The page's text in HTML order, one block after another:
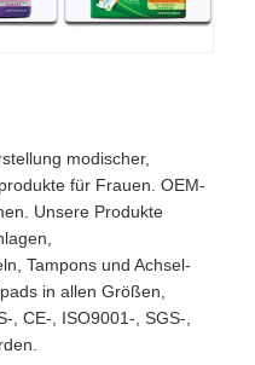
modischer,
für Frauen. OEM-
Unsere Produkte
Tampons und Achsel-
in allen Größen,
, CE-, ISO9001-, SGS-,